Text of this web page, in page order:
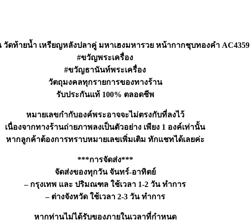
วัดท้ายน้ำ เหรียญหลังปลาคู่ มหาเฮงมหารวย หน้ากากชุบทองคำ AC4359
#ขวัญพระเครื่อง
#ขวัญธานันท์พระเครื่อง
วัตถุมงคลทุกรายการของทางร้าน
รับประกันแท้ 100% ตลอดชีพ
หมายเลขกำกับองค์พระอาจจะไม่ตรงกับที่ลงไว้
เนื่องจากทางร้านถ่ายภาพลงเป็นตัวอย่าง เพียง 1 องค์เท่านั้น
หากลูกค้าต้องการทราบหมายเลขเพิ่มเติม ทักแชทได้เลยค่ะ
***การจัดส่ง***
จัดส่งของทุกวัน จันทร์-อาทิตย์
– กรุงเทพ และ ปริมณฑล ใช้เวลา 1-2 วัน ทำการ
– ต่างจังหวัด ใช้เวลา 2-3 วัน ทำการ
หากท่านไม่ได้รับของภายในเวลาที่กำหนด